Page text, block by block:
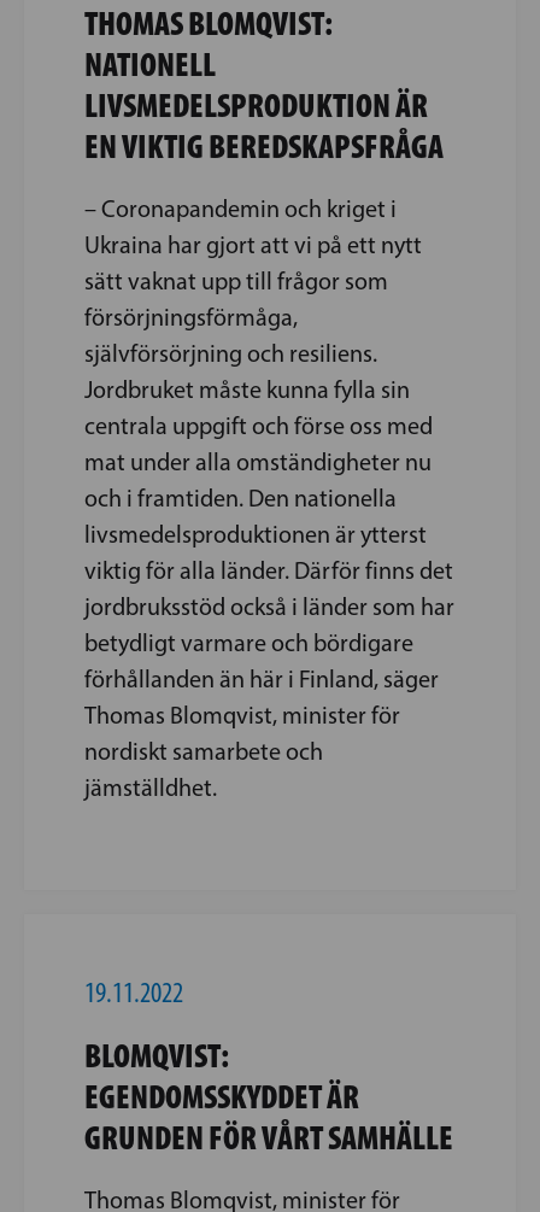
THOMAS BLOMQVIST:
NATIONELL
LIVSMEDELSPRODUKTION ÄR
EN VIKTIG BEREDSKAPSFRÅGA
– Coronapandemin och kriget i
Ukraina har gjort att vi på ett nytt
sätt vaknat upp till frågor som
försörjningsförmåga,
självförsörjning och resiliens.
Jordbruket måste kunna fylla sin
centrala uppgift och förse oss med
mat under alla omständigheter nu
och i framtiden. Den nationella
livsmedelsproduktionen är ytterst
viktig för alla länder. Därför finns det
jordbruksstöd också i länder som har
betydligt varmare och bördigare
förhållanden än här i Finland, säger
Thomas Blomqvist, minister för
nordiskt samarbete och
jämställdhet.
19.11.2022
BLOMQVIST:
EGENDOMSSKYDDET ÄR
GRUNDEN FÖR VÅRT SAMHÄLLE
Thomas Blomqvist, minister för